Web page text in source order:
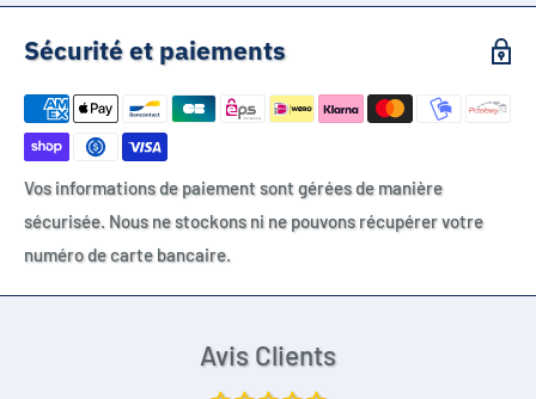
Sécurité et paiements
Vos informations de paiement sont gérées de manière
sécurisée. Nous ne stockons ni ne pouvons récupérer votre
numéro de carte bancaire.
Avis Clients